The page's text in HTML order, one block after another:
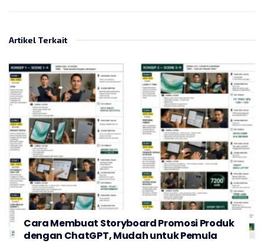
Artikel Terkait
Cara Membuat Storyboard Promosi Produk
dengan ChatGPT, Mudah untuk Pemula